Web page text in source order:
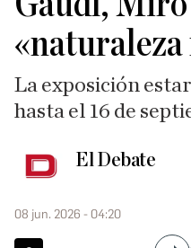
La exposición
hasta el 16 de
El Debate
08 jun. 2026 - 04:20